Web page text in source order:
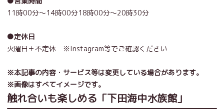
11時00分～14時00分18時00分～20時30分
●定休日
火曜日＋不定休 ※Instagram等でご確認ください
※本記事の内容・サービス等は変更している場合があります。
※画像はすべてイメージです。
触れ合いも楽しめる「下田海中水族館」